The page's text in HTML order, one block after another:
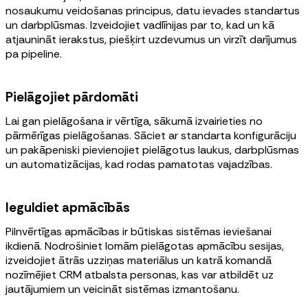
nosaukumu veidošanas principus, datu ievades standartus
un darbplūsmas. Izveidojiet vadlīnijas par to, kad un kā
atjaunināt ierakstus, piešķirt uzdevumus un virzīt darījumus
pa pipeline.
Pielāgojiet pārdomāti
Lai gan pielāgošana ir vērtīga, sākumā izvairieties no
pārmērīgas pielāgošanas. Sāciet ar standarta konfigurāciju
un pakāpeniski pievienojiet pielāgotus laukus, darbplūsmas
un automatizācijas, kad rodas pamatotas vajadzības.
Ieguldiet apmācībās
Pilnvērtīgas apmācības ir būtiskas sistēmas ieviešanai
ikdienā. Nodrošiniet lomām pielāgotas apmācību sesijas,
izveidojiet ātrās uzziņas materiālus un katrā komandā
nozīmējiet CRM atbalsta personas, kas var atbildēt uz
jautājumiem un veicināt sistēmas izmantošanu.